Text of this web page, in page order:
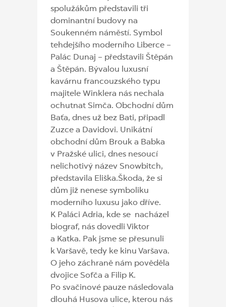
spolužákům představili tři
dominantní budovy na
Soukenném náměstí. Symbol
tehdejšího moderního Liberce –
Palác Dunaj – představili Štěpán
a Štěpán. Bývalou luxusní
kavárnu francouzského typu
majitele Winklera nás nechala
ochutnat Simča. Obchodní dům
Baťa, dnes už bez Bati, připadl
Zuzce a Davidovi. Unikátní
obchodní dům Brouk a Babka
v Pražské ulici, dnes nesoucí
nelichotivý název Snowbitch,
představila Eliška.Škoda, že si
dům již nenese symboliku
moderního luxusu jako dříve.
K Paláci Adria, kde se nacházel
biograf, nás dovedli Viktor
a Katka. Pak jsme se přesunuli
k Varšavě, tedy ke kinu Varšava.
O jeho záchraně nám pověděla
dvojice Sofča a Filip K.
Po svačinové pauze následovala
dlouhá Husova ulice, kterou nás